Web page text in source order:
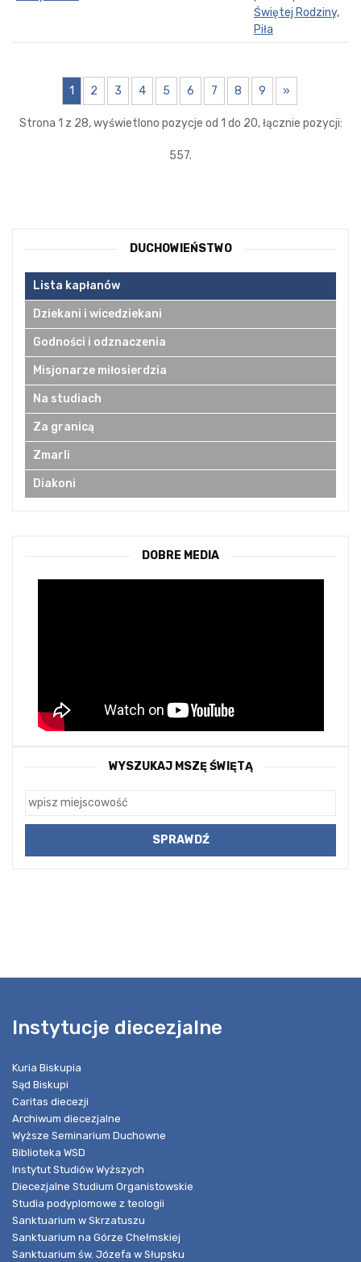
Świętej Rodziny,
Piła
1 2 3 4 5 6 7 8 9 »
Strona 1 z 28, wyświetlono pozycje od 1 do 20, łącznie pozycji:
557.
DUCHOWIEŃSTWO
Lista kapłanów
Dziekani i wicedziekani
Godności i odznaczenia
Misjonarze miłosierdzia
Na studiach
Za granicą
Zmarli
Diakoni
DOBRE MEDIA
WYSZUKAJ MSZĘ ŚWIĘTĄ
Instytucje diecezjalne
Kuria Biskupia
Sąd Biskupi
Caritas diecezji
Archiwum diecezjalne
Wyższe Seminarium Duchowne
Biblioteka WSD
Instytut Studiów Wyższych
Diecezjalne Studium Organistowskie
Studia podyplomowe z teologii
Sanktuarium w Skrzatuszu
Sanktuarium na Górze Chełmskiej
Sanktuarium św. Józefa w Słupsku